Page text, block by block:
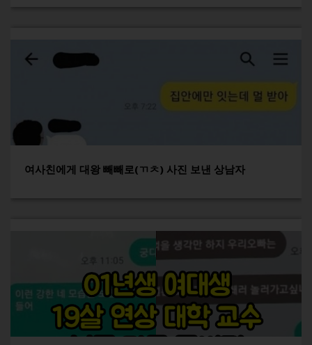
여사친에게 대왕 빼빼로(ㄲㅊ) 사진 보낸 상남자